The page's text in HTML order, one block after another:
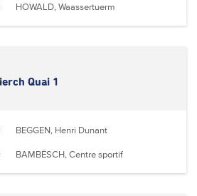
HOWALD, Waassertuerm
Quai 1
BEGGEN, Henri Dunant
BAMBËSCH, Centre sportif